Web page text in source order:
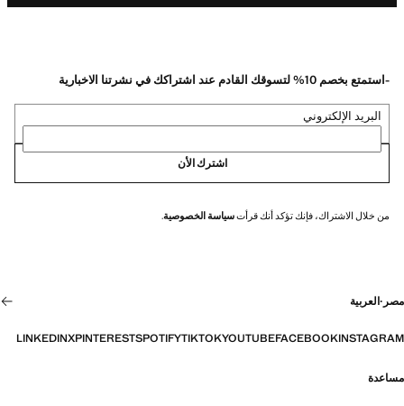
-استمتع بخصم 10% لتسوقك القادم عند اشتراكك في نشرتنا الاخبارية
البريد الإلكتروني
اشترك الأن
من خلال الاشتراك، فإنك تؤكد أنك قرأتسياسة الخصوصية.
مصر ·العربية
INSTAGRAM
FACEBOOK
YOUTUBE
TIKTOK
SPOTIFY
PINTEREST
X
LINKEDIN
مساعدة